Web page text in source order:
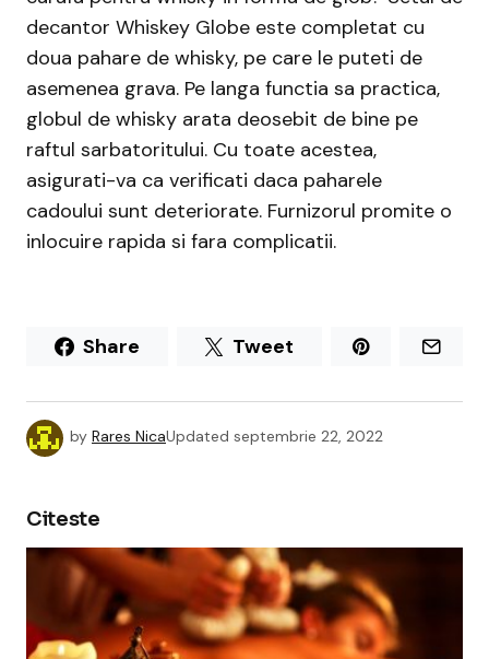
decantor Whiskey Globe este completat cu
doua pahare de whisky, pe care le puteti de
asemenea grava. Pe langa functia sa practica,
globul de whisky arata deosebit de bine pe
raftul sarbatoritului. Cu toate acestea,
asigurati-va ca verificati daca paharele
cadoului sunt deteriorate. Furnizorul promite o
inlocuire rapida si fara complicatii.
Share Tweet
by Rares NicaUpdated septembrie 22, 2022
Citeste